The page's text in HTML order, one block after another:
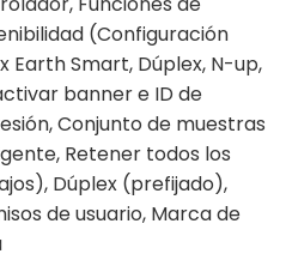
(Configuración
Earth Smart, Dúplex, N-up,
banner e ID de
Conjunto de muestras
Retener todos los
Dúplex (prefijado),
de usuario, Marca de